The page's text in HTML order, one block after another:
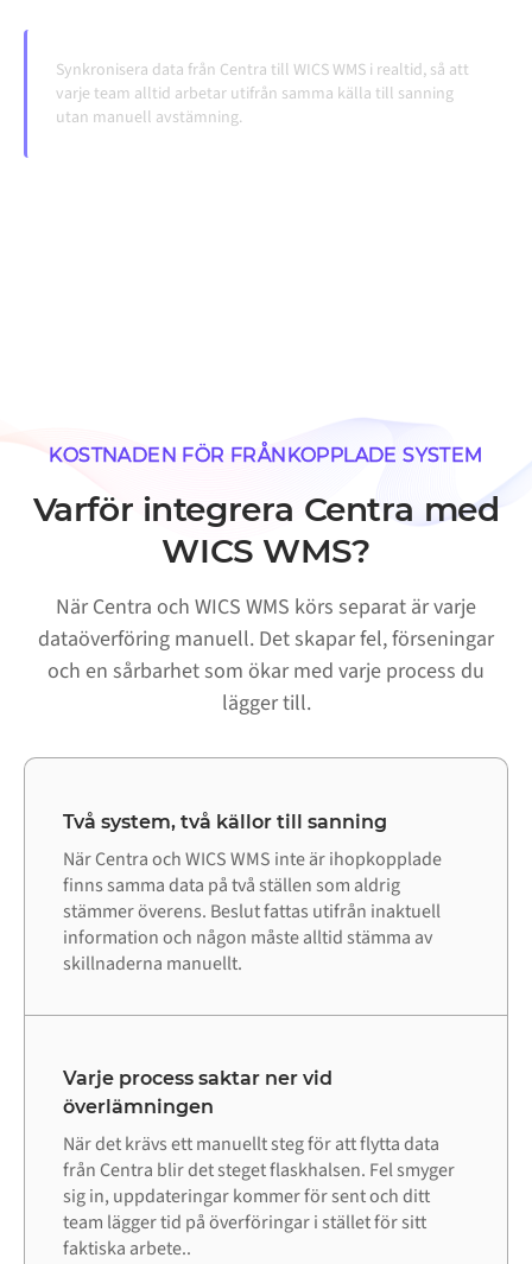
Synkronisera data från Centra till WICS WMS i realtid, så att
varje team alltid arbetar utifrån samma källa till sanning
utan manuell avstämning.
KOSTNADEN FÖR FRÅNKOPPLADE SYSTEM
Varför integrera Centra med
WICS WMS?
När Centra och WICS WMS körs separat är varje
dataöverföring manuell. Det skapar fel, förseningar
och en sårbarhet som ökar med varje process du
lägger till.
Två system, två källor till sanning
När Centra och WICS WMS inte är ihopkopplade
finns samma data på två ställen som aldrig
stämmer överens. Beslut fattas utifrån inaktuell
information och någon måste alltid stämma av
skillnaderna manuellt.
Varje process saktar ner vid
överlämningen
När det krävs ett manuellt steg för att flytta data
från Centra blir det steget flaskhalsen. Fel smyger
sig in, uppdateringar kommer för sent och ditt
team lägger tid på överföringar i stället för sitt
faktiska arbete..